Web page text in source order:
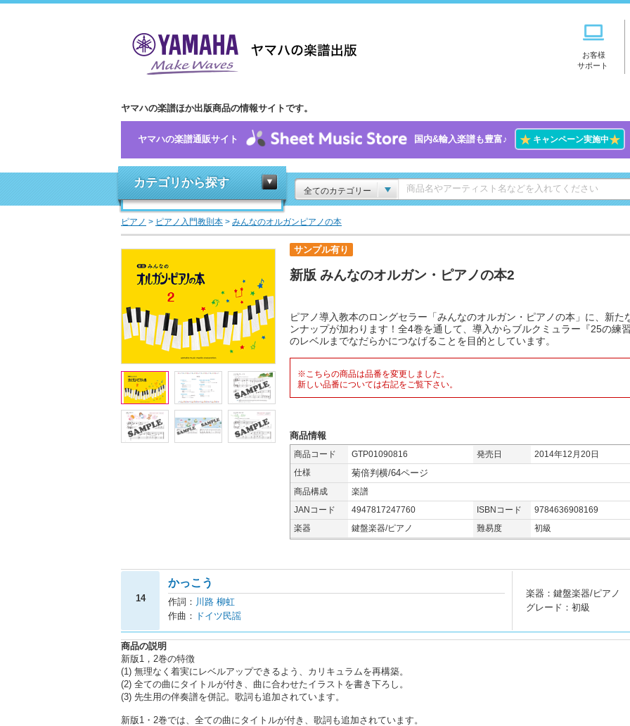
お客様
サポート
ヤマハの楽譜ほか出版商品の情報サイトです。
ヤマハの楽譜通販サイト 国内&輸入楽譜も豊富♪ ★キャンペーン実施中★
カテゴリから探す
全てのカテゴリー
ピアノ > ピアノ入門教則本 > みんなのオルガンピアノの本
サンプル有り
新版 みんなのオルガン・ピアノの本2
ピアノ導入教本のロングセラー「みんなのオルガン・ピアノの本」に、新た
ンナップが加わります！全4巻を通して、導入からブルクミュラー『25の練
のレベルまでなだらかにつなげることを目的としています。
※こちらの商品は品番を変更しました。
新しい品番については右記をご覧下さい。
商品情報
商品コード GTP01090816 発売日
2014年12月20日
仕様
菊倍判横/64ページ
商品構成
楽譜
JANコード
4947817247760 ISBNコード
9784636908169
楽器
鍵盤楽器/ピアノ 難易度 初級
14
かっこう
作詞： 川路 柳虹
作曲： ドイツ民謡
楽器：鍵盤楽器/ピアノ
グレード：初級
商品の説明
新版1，2巻の特徴
(1) 無理なく着実にレベルアップできるよう、カリキュラムを再構築。
(2) 全ての曲にタイトルが付き、曲に合わせたイラストを書き下ろし。
(3) 先生用の伴奏譜を併記。歌詞も追加されています。
新版1・2巻では、全ての曲にタイトルが付き、歌詞も追加されています。